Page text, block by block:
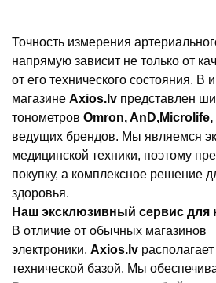
Точность измерения
напрямую зависит не только от
от его технического состояния. В
магазине Axios.lv представлен
тонометров Omron,
ведущих брендов. Мы являемся
медицинской техники, поэтому
покупку, а комплексное решение
здоровья.
Наш эксклюзивный сервис для
В отличие от обычных магазинов
электроники, Axios.lv
технической базой. Мы